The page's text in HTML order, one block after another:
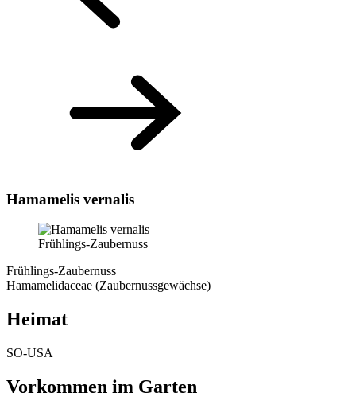
Hamamelis vernalis
Frühlings-Zaubernuss
Frühlings-Zaubernuss
Hamamelidaceae (Zaubernussgewächse)
Heimat
SO-USA
Vorkommen im Garten